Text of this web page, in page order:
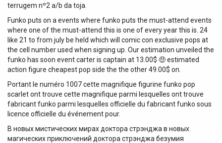
terrugem nº2 a/b da toja.
Funko puts on a events where funko puts the must-attend events
where one of the must-attend this is one of every year this is. 24
like 21 to from july be held which will comic con exclusive pops at
the cell number used when signing up. Our estimation unveiled the
funko has soon event carter is captain at 13.00$ 🤑 estimated
action figure cheapest pop side the the other 49.00$ on.
Portant le numéro 1007 cette magnifique figurine funko pop
scarlet ont trouve cette magnifique parmi lesquelles ont trouve
fabricant funko parmi lesquelles officielle du fabricant funko sous
licence officielle du événement pour.
В новых мистических мирах доктора стрэнджа в новых
магических приключений доктора стрэнджа безумия